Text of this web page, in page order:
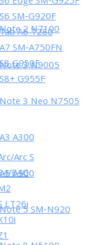
2 N7100
3 N9005
3 Neo N7505
A300
A500
5 SM-N920
SM-G920F
A6 T280
SM-A750FN
G950F
G955F
Arc S
E4G
LT26i